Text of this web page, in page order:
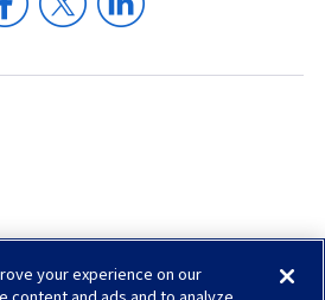
your experience on our